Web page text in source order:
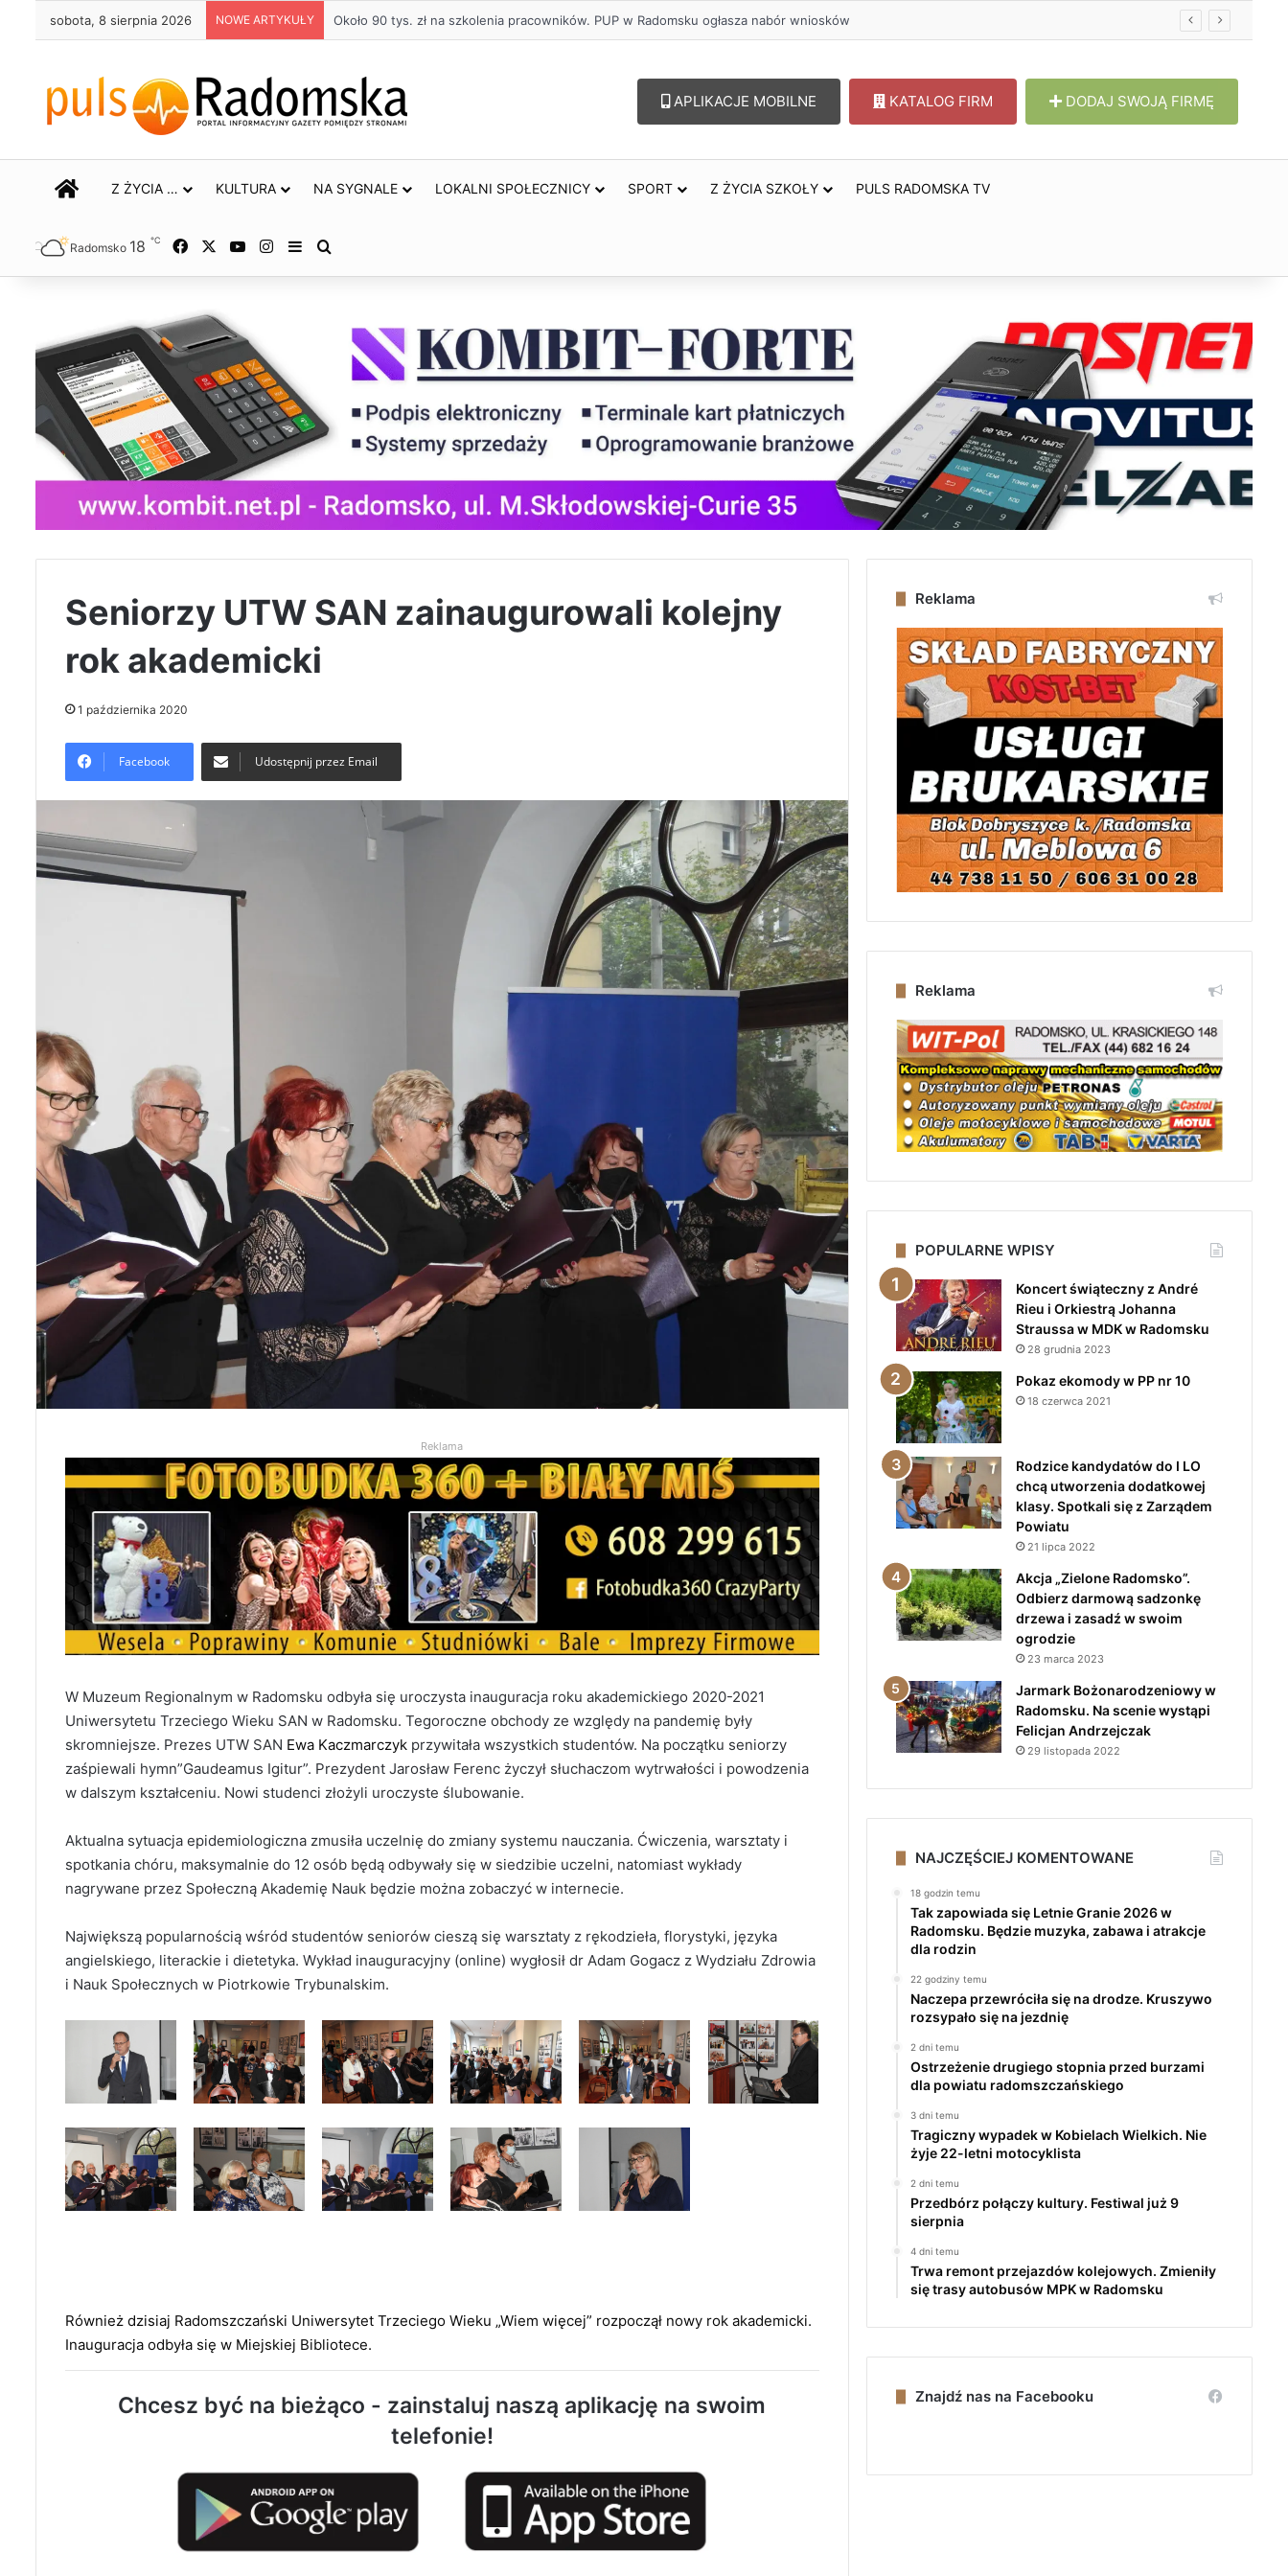
sobota, 8 sierpnia 2026 NOWE ARTYKUŁY Około 90 tys. zł na szkolenia pracowników. PUP w Radomsku ogłasza nabór wniosków
APLIKACJE MOBILNE KATALOG FIRM DODAJ SWOJĄ FIRMĘ
STRONA GŁÓWNA
Z ŻYCIA … KULTURA NA SYGNALE LOKALNI SPOŁECZNICY SPORT Z ŻYCIA SZKOŁY PULS RADOMSKA TV
Radomsko 18 ℃ Facebook YouTubeInstagram
Sidebar
Seniorzy UTW SAN zainaugurowali kolejny
rok akademicki
1 października 2020
Facebook Udostępnij przez Email
Reklama
W Muzeum Regionalnym w Radomsku odbyła się uroczysta inauguracja roku akademickiego 2020-2021
Uniwersytetu Trzeciego Wieku SAN w Radomsku. Tegoroczne obchody ze względy na pandemię były
skromniejsze. Prezes UTW SAN Ewa Kaczmarczyk przywitała wszystkich studentów. Na początku seniorzy
zaśpiewali hymn”Gaudeamus Igitur”. Prezydent Jarosław Ferenc życzył słuchaczom wytrwałości i powodzenia
w dalszym kształceniu. Nowi studenci złożyli uroczyste ślubowanie.
Aktualna sytuacja epidemiologiczna zmusiła uczelnię do zmiany systemu nauczania. Ćwiczenia, warsztaty i
spotkania chóru, maksymalnie do 12 osób będą odbywały się w siedzibie uczelni, natomiast wykłady
nagrywane przez Społeczną Akademię Nauk będzie można zobaczyć w internecie.
Największą popularnością wśród studentów seniorów cieszą się warsztaty z rękodzieła, florystyki, języka
angielskiego, literackie i dietetyka. Wykład inauguracyjny (online) wygłosił dr Adam Gogacz z Wydziału Zdrowia
i Nauk Społecznych w Piotrkowie Trybunalskim.
Również dzisiaj Radomszczański Uniwersytet Trzeciego Wieku „Wiem więcej” rozpoczął nowy rok akademicki.
Inauguracja odbyła się w Miejskiej Bibliotece.
Chcesz być na bieżąco - zainstaluj naszą aplikację na swoim
telefonie!
Około 90 tys. zł na szkolenia pracowników.
Życie bez alkoholu – lepszy wybór.
Radomsko włącza się w Miesiąc
Trzeźwości
Reklama
Reklama
POPULARNE WPISY
Koncert świąteczny z André
Rieu i Orkiestrą Johanna
Straussa w MDK w Radomsku
28 grudnia 2023
Pokaz ekomody w PP nr 10
18 czerwca 2021
Rodzice kandydatów do I LO
chcą utworzenia dodatkowej
klasy. Spotkali się z Zarządem
Powiatu
21 lipca 2022
Akcja „Zielone Radomsko”.
Odbierz darmową sadzonkę
drzewa i zasadź w swoim
ogrodzie
23 marca 2023
Jarmark Bożonarodzeniowy w
Radomsku. Na scenie wystąpi
Felicjan Andrzejczak
29 listopada 2022
NAJCZĘŚCIEJ KOMENTOWANE
18 godzin temu
Tak zapowiada się Letnie Granie 2026 w
Radomsku. Będzie muzyka, zabawa i atrakcje
dla rodzin
22 godziny temu
Naczepa przewróciła się na drodze. Kruszywo
rozsypało się na jezdnię
2 dni temu
Ostrzeżenie drugiego stopnia przed burzami
dla powiatu radomszczańskiego
3 dni temu
Tragiczny wypadek w Kobielach Wielkich. Nie
żyje 22-letni motocyklista
2 dni temu
Przedbórz połączy kultury. Festiwal już 9
sierpnia
4 dni temu
Trwa remont przejazdów kolejowych. Zmieniły
się trasy autobusów MPK w Radomsku
Znajdź nas na Facebooku